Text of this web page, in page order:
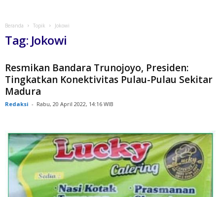
Beranda Topik Jokowi
Tag: Jokowi
Resmikan Bandara Trunojoyo, Presiden:
Tingkatkan Konektivitas Pulau-Pulau Sekitar
Madura
Redaksi - Rabu, 20 April 2022, 14:16 WIB